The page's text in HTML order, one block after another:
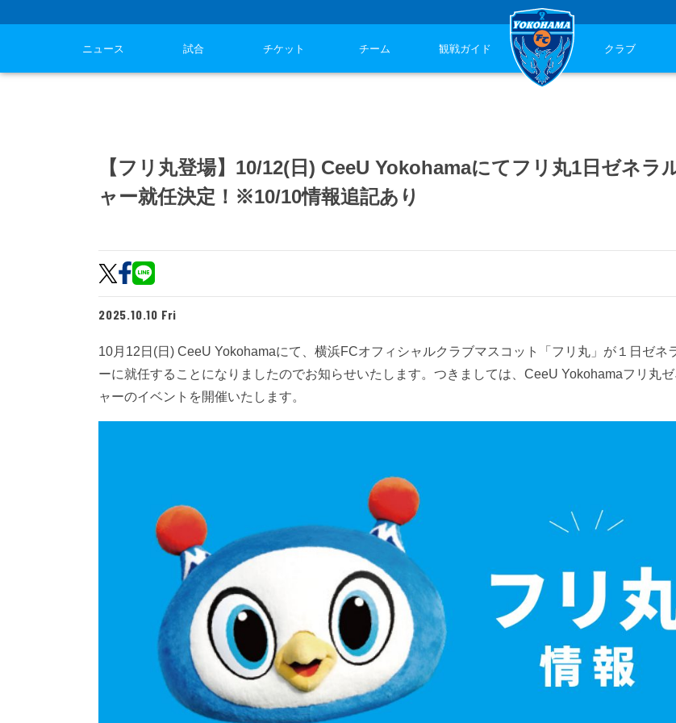
ニュース 試合 チケット チーム 観戦ガイド クラブ
【フリ丸登場】10/12(日) CeeU Yokohamaにてフリ丸1日ゼネラ
ャー就任決定！※10/10情報追記あり
2025.10.10 Fri
10月12日(日) CeeU Yokohamaにて、横浜FCオフィシャルクラブマスコット「フリ丸」が１日ゼネ
ーに就任することになりましたのでお知らせいたします。つきましては、CeeU Yokohamaフリ丸
ャーのイベントを開催いたします。